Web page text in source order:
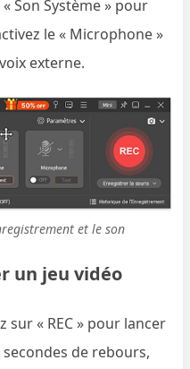
Son Système » pour
le « Microphone »
externe.
et le son
un jeu vidéo
sur « REC » pour lancer
de rebours,